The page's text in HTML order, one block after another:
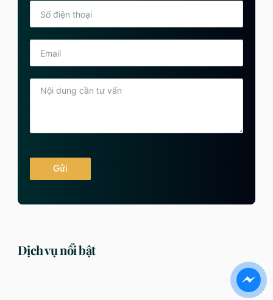
Gửi
Dịch vụ nổi bật